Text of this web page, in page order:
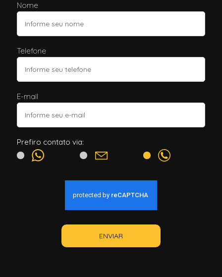
Nome
Telefone
E-mail
Prefiro contato via:
ENVIAR